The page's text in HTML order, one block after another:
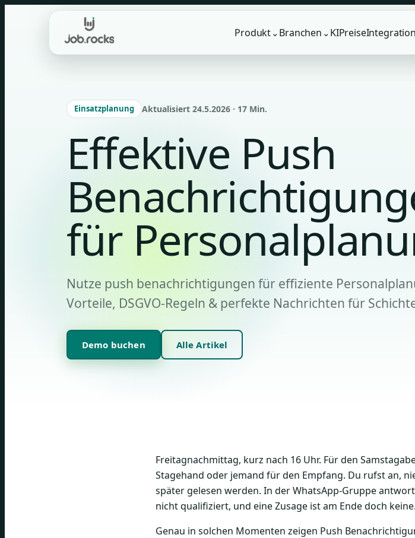
Produkt ⌄ Branchen ⌄ KIPreise
Einsatzplanung Aktualisiert 24.5.2026 · 17 Min.
Effektive Push
für
Nutze push benachrichtigungen für effiziente
Vorteile, DSGVO-Regeln & perfekte Nachrichten für
Demo buchen Alle Artikel
Freitagnachmittag, kurz nach 16 Uhr. Für den
Stagehand oder jemand für den Empfang. Du rufst an,
später gelesen werden. In der WhatsApp-Gruppe
nicht qualifiziert, und eine Zusage ist am Ende doch keine.
Genau in solchen Momenten zeigen Push